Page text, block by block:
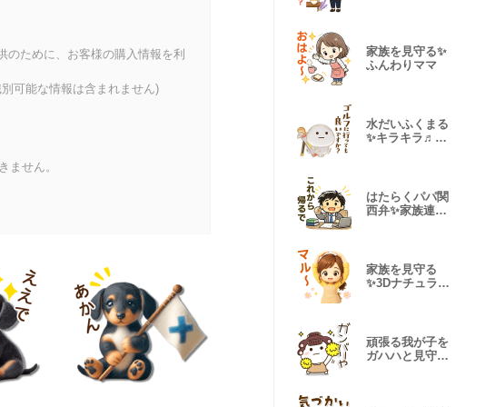
のために、お客様の購入情報を利
可能な情報は含まれません)
ません。
家族を見守る✨
ふんわりママ
水だいふくまる
✨キラキラ♬ゴ
はたらくパパ関
西弁✨家族連絡
家族を見守る
✨3Dナチュラル
頑張る我が子を
ガハハと見守る